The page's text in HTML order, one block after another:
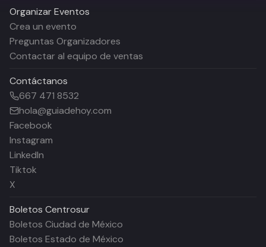
Organizar Eventos
Crea un evento
Preguntas Organizadores
Contactar al equipo de ventas
Contáctanos
667 471 8532
hola@guiadehoy.com
Facebook
Instagram
LinkedIn
Tiktok
X
Boletos Centrosur
Boletos Ciudad de México
Boletos Estado de México